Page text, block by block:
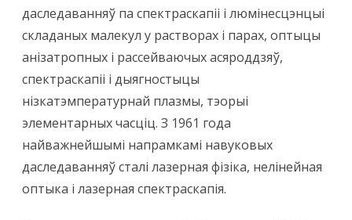
даследаванняў па спектраскапіі і люмінесцэнцыі
складаных малекул у растворах і парах, оптыцы
анізатропных і рассейваючых асяроддзяў,
спектраскапіі і дыягностыцы
нізкатэмпературнай плазмы, тэорыі
элементарных часціц. З 1961 года
найважнейшымі напрамкамі навуковых
даследаванняў сталі лазерная фізіка, нелінейная
оптыка і лазерная спектраскапія.